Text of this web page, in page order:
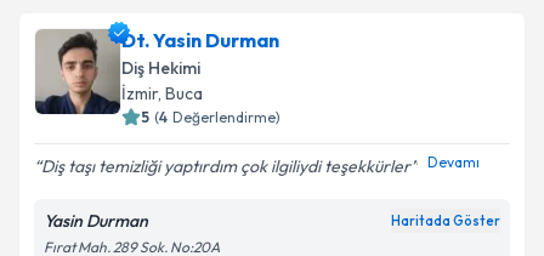
Dt. Yasin Durman
Diş Hekimi
İzmir, Buca
5 (4 Değerlendirme)
Diş taşı temizliği yaptırdım çok ilgiliydi teşekkürler Devamı
Yasin Durman Haritada Göster
Fırat Mah. 289 Sok. No:20A